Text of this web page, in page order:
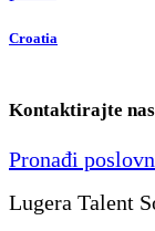
Croatia
Kontaktirajte nas
Pronađi
Lugera Talent